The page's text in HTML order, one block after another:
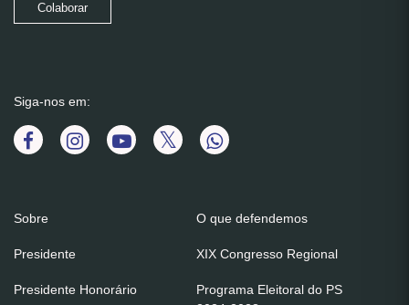
Colaborar
Siga-nos em:
Sobre
Presidente
Presidente Honorário
O que defendemos
XIX Congresso Regional
Programa Eleitoral do PS